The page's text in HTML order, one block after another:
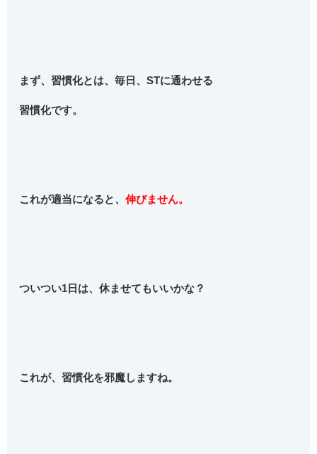
まず、習慣化とは、毎日、STに通わせる
習慣化です。
これが適当になると、伸びません。
ついつい1日は、休ませてもいいかな？
これが、習慣化を邪魔しますね。